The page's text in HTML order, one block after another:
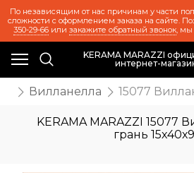
По независящим от нас причинам у части
сложности с оформлением заказа на сайте.
350-29-66или закажите обратный звонок, мы
KERAMA MARAZZI
интернет-
Вилланелла 15077
KERAMA MARAZZI 15077
грань